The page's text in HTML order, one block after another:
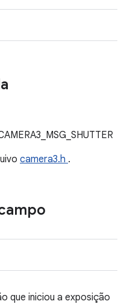
camera3.h .
que iniciou a exposição